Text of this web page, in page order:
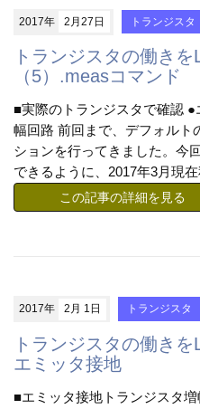
2017年 2月27日 トランジスタ
トランジスタの働きを
（5）.measコマンド
■実際のトランジスタで確認
幅回路 前回まで、デフォルト
ションを行ってきました。今
できるように、2017年3月現
この記事の詳細を見る
2017年 2月 1日 トランジスタ
トランジスタの働きを
エミッタ接地
■エミッタ接地トランジスタ